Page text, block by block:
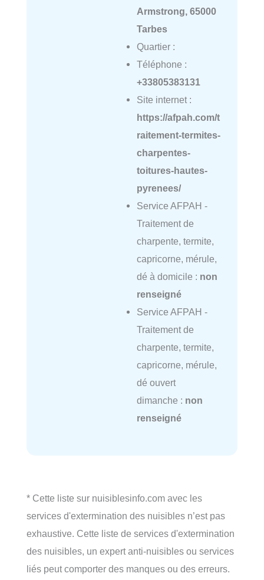
Armstrong, 65000
Tarbes
Quartier :
Téléphone :
+33805383131
Site internet :
https://afpah.com/t
raitement-termites-
charpentes-
toitures-hautes-
pyrenees/
Service AFPAH -
Traitement de
charpente, termite,
capricorne, mérule,
dé à domicile : non
renseigné
Service AFPAH -
Traitement de
charpente, termite,
capricorne, mérule,
dé ouvert
dimanche : non
renseigné
* Cette liste sur nuisiblesinfo.com avec les
services d'extermination des nuisibles n’est pas
exhaustive. Cette liste de services d'extermination
des nuisibles, un expert anti-nuisibles ou services
liés peut comporter des manques ou des erreurs.